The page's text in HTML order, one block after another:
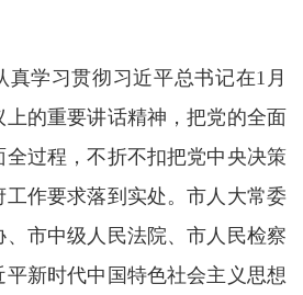
真学习贯彻习近平总书记在1月
上的重要讲话精神，把党的全面
过程，不折不扣把党中央决策
作要求落到实处。市人大常委
市中级人民法院、市人民检察
新时代中国特色社会主义思想